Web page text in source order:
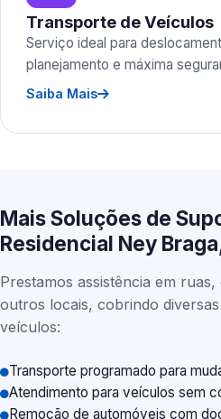
Transporte de Veículos
Serviço ideal para
planejamento e máxima
Saiba Mais
Mais Soluções de
Residencial Ney
Prestamos assistência em
outros locais, cobrindo
veículos:
Transporte programado para
Atendimento para veículos sem
Remoção de automóveis com